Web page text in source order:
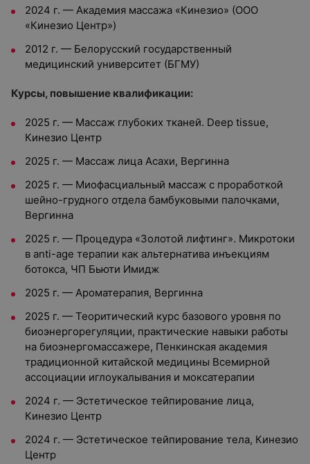
2024 г. — Академия массажа «Кинезио» (ООО
«Кинезио Центр»)
2012 г. — Белорусский государственный
медицинский университет (БГМУ)
Курсы, повышение квалификации:
2025 г. — Массаж глубоких тканей. Deep tissue,
Кинезио Центр
2025 г. — Массаж лица Асахи, Вергинна
2025 г. — Миофасциальный массаж с проработкой
шейно-грудного отдела бамбуковыми палочками,
Вергинна
2025 г. — Процедура «Золотой лифтинг». Микротоки
в anti-age терапии как альтернатива инъекциям
ботокса, ЧП Бьюти Имидж
2025 г. — Ароматерапия, Вергинна
2025 г. — Теоритический курс базового уровня по
биоэнергорегуляции, практические навыки работы
на биоэнергомассажере, Пенкинская академия
традиционной китайской медицины Всемирной
ассоциации иглоукалывания и моксатерапии
2024 г. — Эстетическое тейпирование лица,
Кинезио Центр
2024 г. — Эстетическое тейпирование тела, Кинезио
Центр